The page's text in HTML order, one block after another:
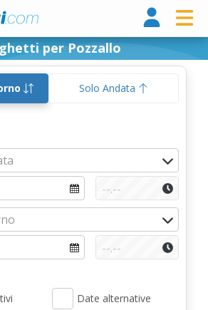
per Pozzallo
Solo Andata
Date alternative